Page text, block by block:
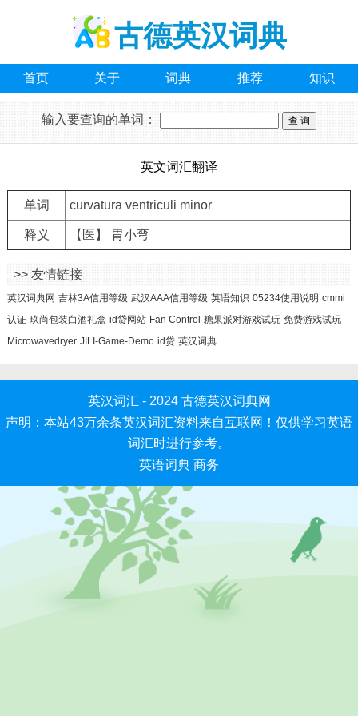
古德英汉词典
首页 关于 词典 推荐 知识
输入要查询的单词：
英文词汇翻译
单词 curvatura ventriculi minor
释义 【医】 胃小弯
>> 友情链接
英汉词典网 吉林3A信用等级 武汉AAA信用等级 英语知识 05234使用说明 cmmi
认证 玖尚包装白酒礼盒 id贷网站 Fan Control 糖果派对游戏试玩 免费游戏试玩
Microwavedryer JILI-Game-Demo id贷 英汉词典
英汉词汇 - 2024 古德英汉词典网
声明：本站43万余条英汉词汇资料来自互联网！仅供学习英语
词汇时进行参考。
英语词典 商务